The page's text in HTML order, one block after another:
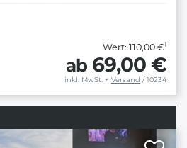
Wert: 110,00 €1
ab 69,00 €
inkl. MwSt. + Versand / 10234